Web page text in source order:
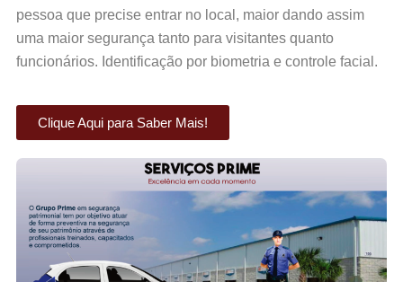
pessoa que precise entrar no local, maior dando assim
uma maior segurança tanto para visitantes quanto
funcionários. Identificação por biometria e controle facial.
Clique Aqui para Saber Mais!